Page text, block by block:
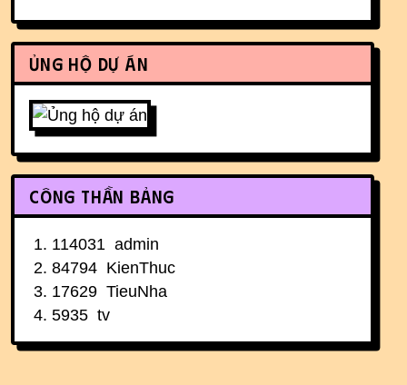
Ủng hộ dự án
Công thần bảng
114031 admin
84794 KienThuc
17629 TieuNha
5935 tv